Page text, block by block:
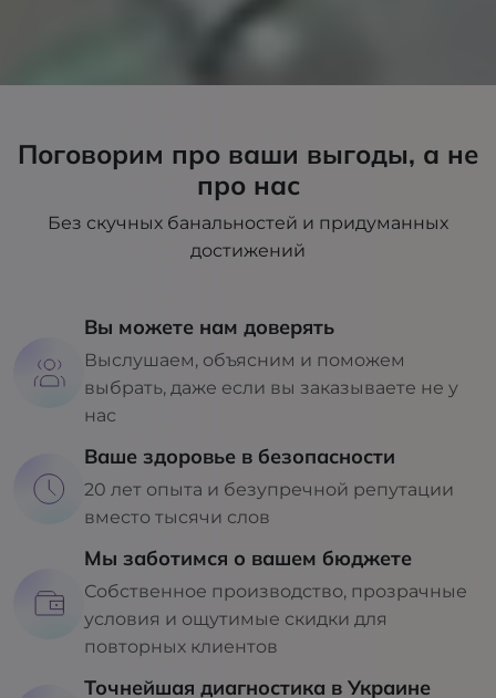
Поговорим про ваши выгоды, а не
про нас
Без скучных банальностей и придуманных
достижений
Вы можете нам доверять
Выслушаем, объясним и поможем
выбрать, даже если вы заказываете не у
нас
Ваше здоровье в безопасности
20 лет опыта и безупречной репутации
вместо тысячи слов
Мы заботимся о вашем бюджете
Собственное производство, прозрачные
условия и ощутимые скидки для
повторных клиентов
Точнейшая диагностика в Украине